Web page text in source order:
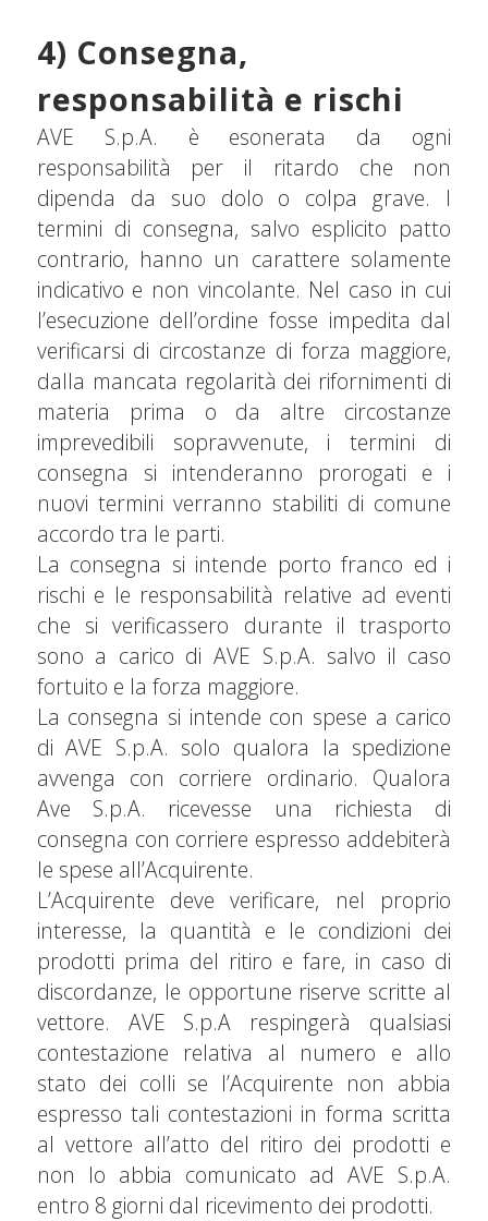
4) Consegna,
responsabilità e rischi
AVE S.p.A. è esonerata da ogni
responsabilità per il ritardo che non
dipenda da suo dolo o colpa grave. I
termini di consegna, salvo esplicito patto
contrario, hanno un carattere solamente
indicativo e non vincolante. Nel caso in cui
l’esecuzione dell’ordine fosse impedita dal
verificarsi di circostanze di forza maggiore,
dalla mancata regolarità dei rifornimenti di
materia prima o da altre circostanze
imprevedibili sopravvenute, i termini di
consegna si intenderanno prorogati e i
nuovi termini verranno stabiliti di comune
accordo tra le parti.
La consegna si intende porto franco ed i
rischi e le responsabilità relative ad eventi
che si verificassero durante il trasporto
sono a carico di AVE S.p.A. salvo il caso
fortuito e la forza maggiore.
La consegna si intende con spese a carico
di AVE S.p.A. solo qualora la spedizione
avvenga con corriere ordinario. Qualora
Ave S.p.A. ricevesse una richiesta di
consegna con corriere espresso addebiterà
le spese all’Acquirente.
L’Acquirente deve verificare, nel proprio
interesse, la quantità e le condizioni dei
prodotti prima del ritiro e fare, in caso di
discordanze, le opportune riserve scritte al
vettore. AVE S.p.A respingerà qualsiasi
contestazione relativa al numero e allo
stato dei colli se l’Acquirente non abbia
espresso tali contestazioni in forma scritta
al vettore all’atto del ritiro dei prodotti e
non lo abbia comunicato ad AVE S.p.A.
entro 8 giorni dal ricevimento dei prodotti.